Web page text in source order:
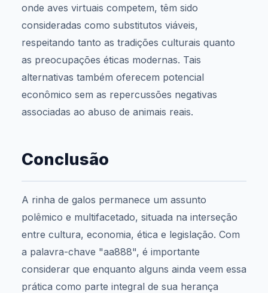
onde aves virtuais competem, têm sido
consideradas como substitutos viáveis,
respeitando tanto as tradições culturais quanto
as preocupações éticas modernas. Tais
alternativas também oferecem potencial
econômico sem as repercussões negativas
associadas ao abuso de animais reais.
Conclusão
A rinha de galos permanece um assunto
polêmico e multifacetado, situada na interseção
entre cultura, economia, ética e legislação. Com
a palavra-chave "aa888", é importante
considerar que enquanto alguns ainda veem essa
prática como parte integral de sua herança